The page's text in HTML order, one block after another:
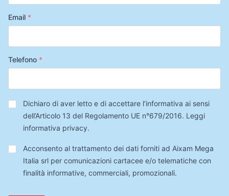
Email *
Telefono *
Privacy*
Dichiaro di aver letto e di accettare l’informativa ai sensi
dell’Articolo 13 del Regolamento UE n°679/2016. Leggi
informativa privacy.
Trattamento
Dati
Acconsento al trattamento dei dati forniti ad Aixam Mega
Italia srl per comunicazioni cartacee e/o telematiche con
finalità informative, commerciali, promozionali.